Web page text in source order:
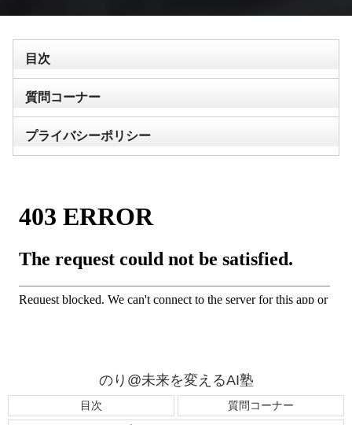
目次
質問コーナー
プライバシーポリシー
のり@未来を変えるAI塾
目次
質問コーナー